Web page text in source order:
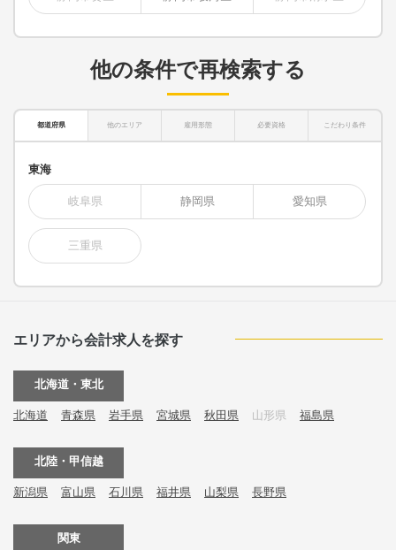
他の条件で再検索する
都道府県 他のエリア 雇用形態 必要資格 こだわり条件
東海
岐阜県 静岡県 愛知県
三重県
エリアから会計求人を探す
北海道・東北
北海道 青森県 岩手県 宮城県 秋田県 山形県 福島県
北陸・甲信越
新潟県 富山県 石川県 福井県 山梨県 長野県
関東